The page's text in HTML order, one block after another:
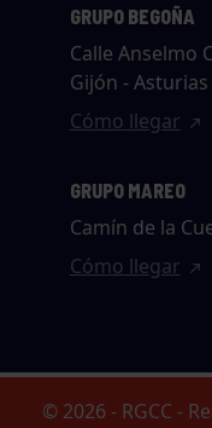
GRUPO BEGOÑA
Calle Anselmo
Gijón - Asturias
Cómo llegar
GRUPO MAREO
Camín de la
Cómo llegar
© 2026 - RGCC -